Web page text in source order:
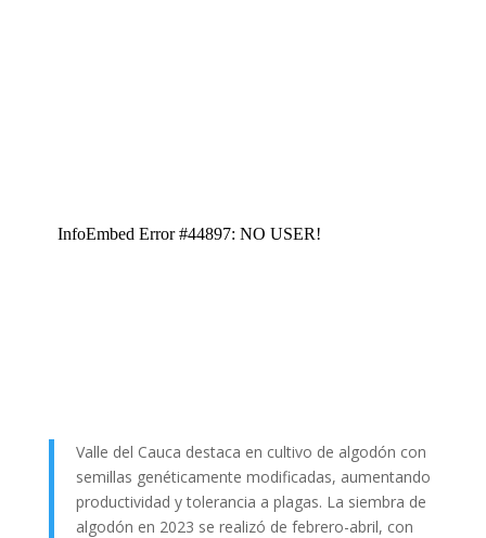
Valle del Cauca destaca en cultivo de algodón con
semillas genéticamente modificadas, aumentando
productividad y tolerancia a plagas. La siembra de
algodón en 2023 se realizó de febrero-abril, con